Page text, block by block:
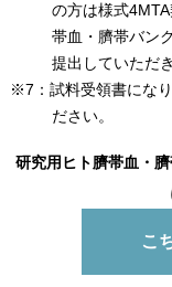
の方は様式
帯血・臍帯バン
提出していただ
※7：試料受領書にな
ださい。
研究用ヒト臍帯血・
こ